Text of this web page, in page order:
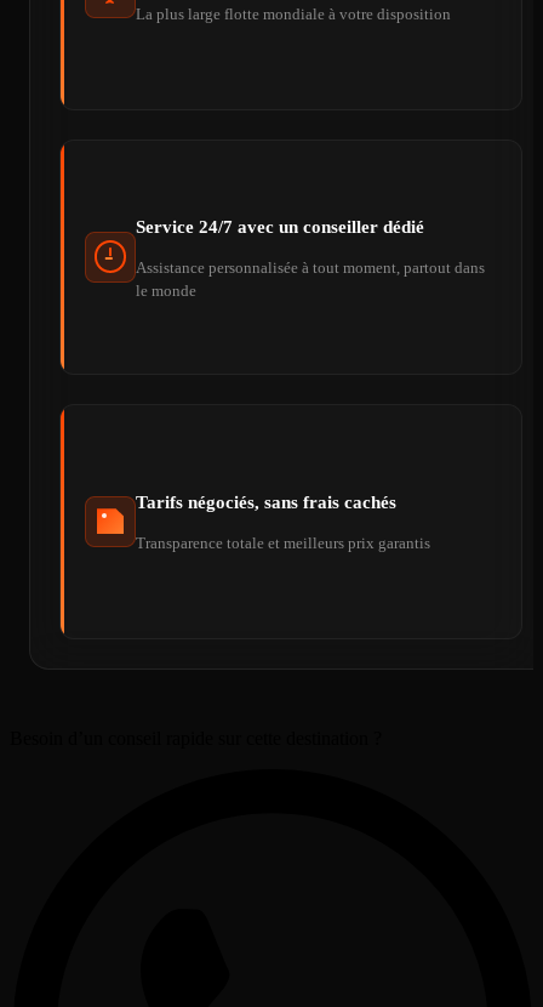
La plus large flotte mondiale à votre disposition
Service 24/7 avec un conseiller dédié
Assistance personnalisée à tout moment, partout dans
le monde
Tarifs négociés, sans frais cachés
Transparence totale et meilleurs prix garantis